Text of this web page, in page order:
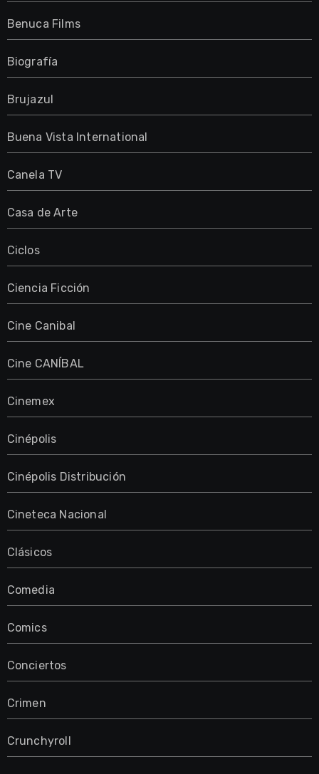
Benuca Films
Biografía
Brujazul
Buena Vista International
Canela TV
Casa de Arte
Ciclos
Ciencia Ficción
Cine Canibal
Cine CANÍBAL
Cinemex
Cinépolis
Cinépolis Distribución
Cineteca Nacional
Clásicos
Comedia
Comics
Conciertos
Crimen
Crunchyroll